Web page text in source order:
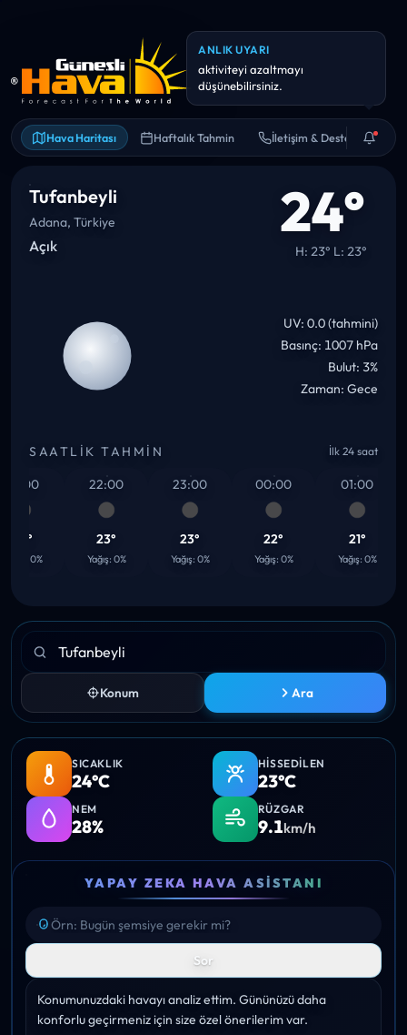
Hava Haritası Haftalık Tahmin İletişim & Destek
Tufanbeyli
Adana, Türkiye
Açık 24°
H: 23° L: 23°
UV: 0.0 (tahmini)
Basınç: 1007 hPa
Bulut: 3%
Zaman: Gece
SAATLIK TAHMIN İlk 24 saat
22:00
23°
Yağış: 0%
23:00
23°
Yağış: 0%
00:00
22°
Yağış: 0%
01:00
21°
Yağış: 0%
Konum Ara
SICAKLIK
24°C
HISSEDILEN
23°C
NEM
28%
RÜZGAR
9.1km/h
YAPAY ZEKA HAVA ASISTANI
Sor
Konumunuzdaki havayı analiz ettim. Gününüzü daha
konforlu geçirmeniz için size özel önerilerim var.